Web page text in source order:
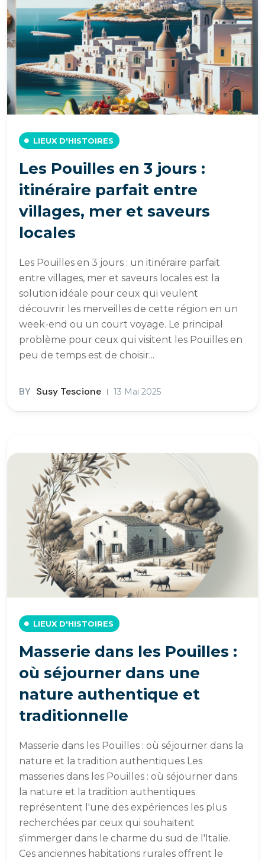
LIEUX D'HISTOIRES
Les Pouilles en 3 jours :
itinéraire parfait entre
villages, mer et saveurs
locales
Les Pouilles en 3 jours : un itinéraire parfait
entre villages, mer et saveurs locales est la
solution idéale pour ceux qui veulent
découvrir les merveilles de cette région en un
week-end ou un court voyage. Le principal
problème pour ceux qui visitent les Pouilles en
peu de temps est de choisir...
BY Susy Tescione 13 Mai 2025
LIEUX D'HISTOIRES
Masserie dans les Pouilles :
où séjourner dans une
nature authentique et
traditionnelle
Masserie dans les Pouilles : où séjourner dans la
nature et la tradition authentiques Les
masseries dans les Pouilles : où séjourner dans
la nature et la tradition authentiques
représentent l'une des expériences les plus
recherchées par ceux qui souhaitent
s'immerger dans le charme du sud de l'Italie.
Ces anciennes habitations rurales offrent le